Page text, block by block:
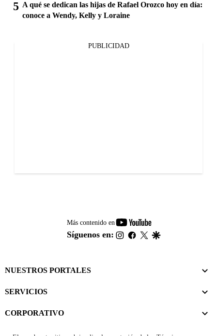
A qué se dedican las hijas de Rafael Orozco hoy en día:
conoce a Wendy, Kelly y Loraine
PUBLICIDAD
Más contenido en
youtube-
footer
Síguenos en: instagram
facebook
twitter
NUESTROS PORTALES
SERVICIOS
CORPORATIVO